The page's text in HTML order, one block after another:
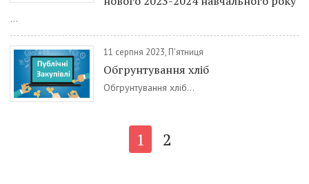
...
11 серпня 2023, П'ятниця
Обгрунтування хліб
Обгрунтування хліб...
1 2